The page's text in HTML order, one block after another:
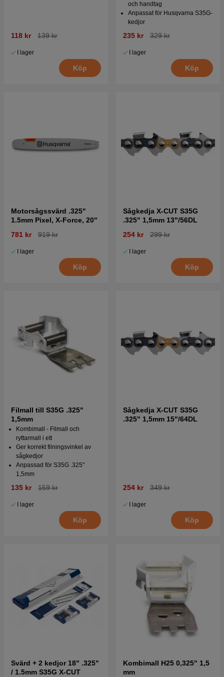
118 kr 139 kr
I lager
Köp
och handtag
Anpassat för Husqvarna S35G-
kedjor
235 kr 329 kr
I lager
Köp
Motorsågssvärd .325"
1.5mm Pixel, X-Force, 20"
781 kr
919 kr
I lager
Köp
Sågkedja X-CUT S35G
.325" 1,5mm 13"/56DL
254 kr
299 kr
I lager
Köp
Filmall till S35G .325"
1,5mm
Kombimall - Filmall och
ryttarmall i ett
Ger korrekt filningsvinkel av
sågkedjor
Anpassad för S35G .325"
1,5mm
135 kr 159 kr
I lager
Köp
Sågkedja X-CUT S35G
.325" 1,5mm 15"/64DL
254 kr 349 kr
I lager
Köp
Svärd + 2 kedjor 18" .325"
/ 1.5mm S35G X-CUT
Kombimall H25 0,325" 1,5
mm